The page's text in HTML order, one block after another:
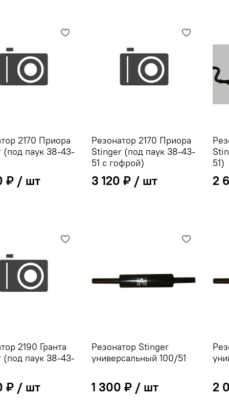
2170 Приора
(под паук 38-43-
₽
Резонатор 2170 Приора
Stinger (под паук 38-43-
51 с гофрой)
3 120 ₽
51)
2
2190 Гранта
(под паук 38-43-
₽
Резонатор Stinger
универсальный 100/51
1 300 ₽ 2